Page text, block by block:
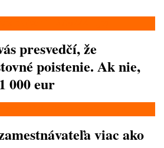
presvedčí, že
poistenie. Ak nie,
000 eur
viac ako